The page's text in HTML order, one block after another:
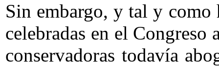
Sin embargo, y tal y como
celebradas en el Congreso
conservadoras todavía